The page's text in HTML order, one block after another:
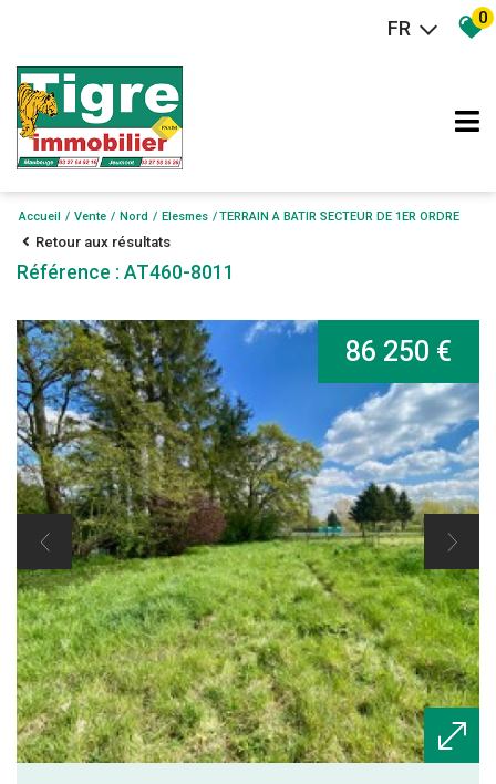
FR 0
Accueil Vente Nord Elesmes TERRAIN A BATIR SECTEUR DE 1ER ORDRE
Retour aux résultats
Référence : AT460-8011
86 250 €